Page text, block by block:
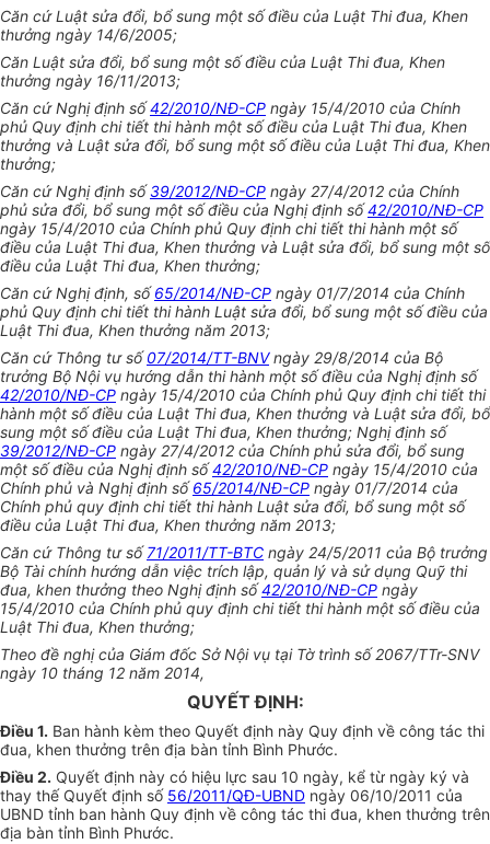
Căn cứ Luật sửa đổi, bổ sung một số điều của Luật Thi đua, Khen
thưởng ngày 14/6/2005;
Căn Luật sửa đổi, bổ sung một số điều của Luật Thi đua, Khen
thưởng ngày 16/11/2013;
Căn cứ Nghị định số42/2010/NĐ-CP ngày 15/4/2010 của Chính
phủ Quy định chi tiết thi hành một số điều của Luật Thi đua, Khen
thưởng và Luật sửa đổi, bổ sung một số điều của Luật Thi đua, Khen
thưởng;
Căn cứ Nghị định số39/2012/NĐ-CP ngày 27/4/2012 của Chính
phủ sửa đổi, bổ sung một số điều của Nghị định số42/2010/NĐ-CP
ngày 15/4/2010 của Chính phủ Quy định chi tiết thi hành một số
điều của Luật Thi đua, Khen thưởng và Luật sửa đổi, bổ sung một số
điều của Luật Thi đua, Khen thưởng;
Căn cứ Nghị định, số65/2014/NĐ-CP ngày 01/7/2014 của Chính
phủ Quy định chi tiết thi hành Luật sửa đổi, bổ sung một số điều của
Luật Thi đua, Khen thưởng năm 2013;
Căn cứ Thông tư số07/2014/TT-BNVngày 29/8/2014 của Bộ
trưởng Bộ Nội vụ hướng dẫn thi hành một số điều của Nghị định số
42/2010/NĐ-CP ngày 15/4/2010 của Chính phủ Quy định chi tiết thi
hành một số điều của Luật Thi đua, Khen thưởng và Luật sửa đổi, bổ
sung một số điều của Luật Thi đua, Khen thưởng; Nghị định số
39/2012/NĐ-CP ngày 27/4/2012 của Chính phủ sửa đổi, bổ sung
một số điều của Nghị định số42/2010/NĐ-CP ngày 15/4/2010 của
Chính phủ và Nghị định số65/2014/NĐ-CP ngày 01/7/2014 của
Chính phủ quy định chi tiết thi hành Luật sửa đổi, bổ sung một số
điều của Luật Thi đua, Khen thưởng năm 2013;
Căn cứ Thông tư số71/2011/TT-BTC ngày 24/5/2011 của Bộ trưởng
Bộ Tài chính hướng dẫn việc trích lập, quản lý và sử dụng Quỹ thi
đua, khen thưởng theo Nghị định số42/2010/NĐ-CP ngày
15/4/2010 của Chính phủ quy định chi tiết thi hành một số điều của
Luật Thi đua, Khen thưởng;
Theo đề nghị của Giám đốc Sở Nội vụ tại Tờ trình số 2067/TTr-SNV
ngày 10 tháng 12 năm 2014,
QUYẾT ĐỊNH:
Điều 1. Ban hành kèm theo Quyết định này Quy định về công tác thi
đua, khen thưởng trên địa bàn tỉnh Bình Phước.
Điều 2. Quyết định này có hiệu lực sau 10 ngày, kể từ ngày ký và
thay thế Quyết định số 56/2011/QĐ-UBND ngày 06/10/2011 của
UBND tỉnh ban hành Quy định về công tác thi đua, khen thưởng trên
địa bàn tỉnh Bình Phước.